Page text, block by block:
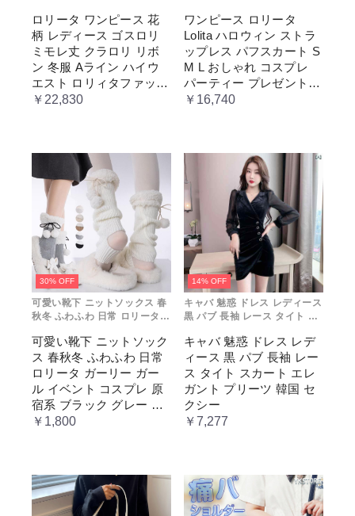
ウエスト ロリィタファッショ
ン レトロ風 クラシカル 上品
かわいい 日常着 通勤 お出かけ
仮 通学
ロリータ ワンピース 花
柄 レディース ゴスロリ
ミモレ丈 クラロリ リボ
ン 冬服 Aライン ハイウ
エスト ロリィタファッシ
ョン レトロ風 クラシカ
￥22,830
プレ パーティー プレゼント レ
ディース コスチューム プリン
セス ロマンティック ブル ドレ
ス
ワンピース ロリータ
Lolita ハロウィン ストラ
ップレス パフスカート S
M L おしゃれ コスプレ
パーティー プレゼント
レディース コスチューム
￥16,740
30% OFF
可愛い靴下 ニットソックス 春
秋冬 ふわふわ 日常 ロリータ
プレ 原宿系 ブラック グレー
ベージュ cm067t2t2x1 ホワ
イト
可愛い靴下 ニットソック
ス 春秋冬 ふわふわ 日常
ロリータ ガーリー ガー
ル イベント コスプレ 原
宿系 ブラック グレー ベ
ージュ cm067t2t2x1 ホワ
￥1,800
14% OFF
キャバ 魅惑 ドレス レディース
黒 パブ 長袖 レース タイト ス
国 セクシー
キャバ 魅惑 ドレス レデ
ィース 黒 パブ 長袖 レー
ス タイト スカート エレ
ガント プリーツ 韓国 セ
クシー
￥7,277